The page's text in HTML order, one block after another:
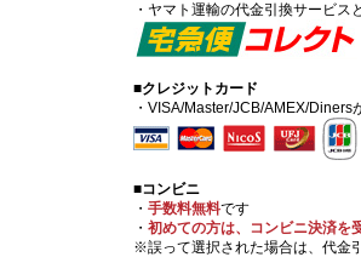
・ヤマト運輸の代金引換サービス
■クレジットカード
・VISA/Master/JCB/AMEX/Diners
■コンビニ
・ 手数料無料です
・ 初めての方は、コンビニ決済を
※誤って選択された場合は、代金